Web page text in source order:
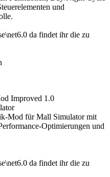
und
da findet ihr die zu
Improved 1.0
Mod für Mall Simulator mit
Optimierungen und
da findet ihr die zu